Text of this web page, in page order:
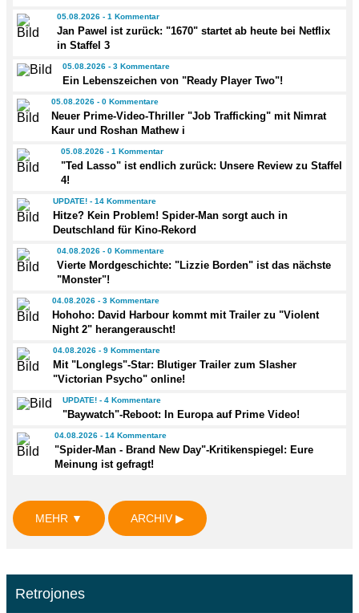
05.08.2026 - 1 Kommentar
Jan Pawel ist zurück: "1670" startet ab heute bei Netflix
in Staffel 3
05.08.2026 - 3 Kommentare
Ein Lebenszeichen von "Ready Player Two"!
05.08.2026 - 0 Kommentare
Neuer Prime-Video-Thriller "Job Trafficking" mit Nimrat
Kaur und Roshan Mathew i
05.08.2026 - 1 Kommentar
"Ted Lasso" ist endlich zurück: Unsere Review zu Staffel
4!
UPDATE! - 14 Kommentare
Hitze? Kein Problem! Spider-Man sorgt auch in
Deutschland für Kino-Rekord
04.08.2026 - 0 Kommentare
Vierte Mordgeschichte: "Lizzie Borden" ist das nächste
"Monster"!
04.08.2026 - 3 Kommentare
Hohoho: David Harbour kommt mit Trailer zu "Violent
Night 2" herangerauscht!
04.08.2026 - 9 Kommentare
Mit "Longlegs"-Star: Blutiger Trailer zum Slasher
"Victorian Psycho" online!
UPDATE! - 4 Kommentare
"Baywatch"-Reboot: In Europa auf Prime Video!
04.08.2026 - 14 Kommentare
"Spider-Man - Brand New Day"-Kritikenspiegel: Eure
Meinung ist gefragt!
MEHR ▼ ARCHIV ▶
Retrojones